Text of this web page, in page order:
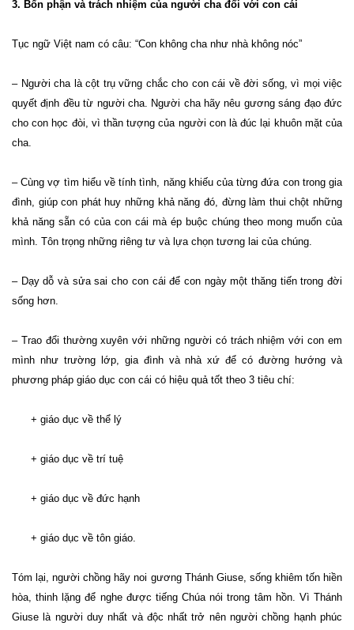
3. Bổn phận và trách nhiệm của người cha đối với con cái
Tục ngữ Việt nam có câu: “Con không cha như nhà không nóc”
– Người cha là cột trụ vững chắc cho con cái về đời sống, vì mọi việc
quyết định đều từ người cha. Người cha hãy nêu gương sáng đạo đức
cho con học đòi, vì thần tượng của người con là đúc lại khuôn mặt của
cha.
– Cùng vợ tìm hiểu về tính tình, năng khiếu của từng đứa con trong gia
đình, giúp con phát huy những khả năng đó, đừng làm thui chột những
khả năng sẵn có của con cái mà ép buộc chúng theo mong muốn của
mình. Tôn trọng những riêng tư và lựa chọn tương lai của chúng.
– Dạy dỗ và sửa sai cho con cái để con ngày một thăng tiến trong đời
sống hơn.
– Trao đổi thường xuyên với những người có trách nhiệm với con em
mình như trường lớp, gia đình và nhà xứ để có đường hướng và
phương pháp giáo dục con cái có hiệu quả tốt theo 3 tiêu chí:
+ giáo dục về thể lý
+ giáo dục về trí tuệ
+ giáo dục về đức hạnh
+ giáo dục về tôn giáo.
Tóm lại, người chồng hãy noi gương Thánh Giuse, sống khiêm tốn hiền
hòa, thinh lặng để nghe được tiếng Chúa nói trong tâm hồn. Vì Thánh
Giuse là người duy nhất và độc nhất trở nên người chồng hạnh phúc